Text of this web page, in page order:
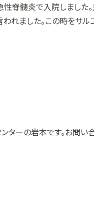
性脊髄炎で入院しました
れました。この時をサル
ターの岩本です。お問い